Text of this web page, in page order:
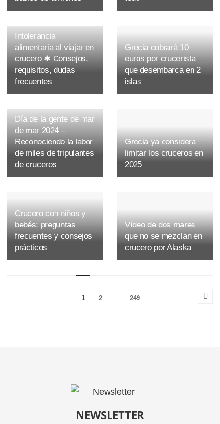
Intolerancia
alimentaria al viajar en
crucero ✱ Consejos,
requisitos, dudas
frecuentes
Grecia cobrará 10
euros por crucerista
que desembarca en 2
islas
Día de la gente de mar
de mar 2024 –
Reconociendo la labor
de miles de tripulantes
de cruceros
Grecia ya considera
limitar los cruceros en
2025
Crucero con niños y
bebés: preguntas
frecuentes y consejos
prácticos
Vídeo de dos mares
que no se mezclan en
crucero por Alaska
1 2 249
NEWSLETTER